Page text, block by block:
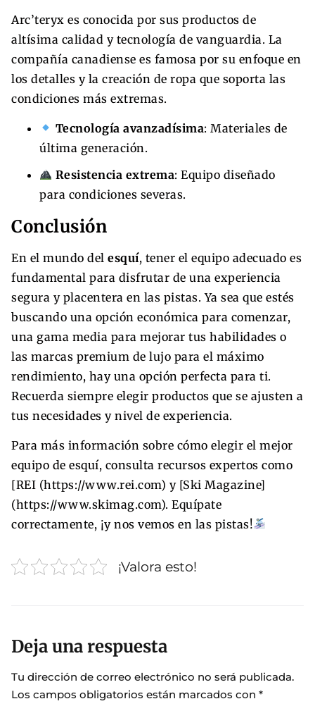
Arc’teryx es conocida por sus productos de
altísima calidad y tecnología de vanguardia. La
compañía canadiense es famosa por su enfoque en
los detalles y la creación de ropa que soporta las
condiciones más extremas.
Tecnología avanzadísima: Materiales de
última generación.
Resistencia extrema: Equipo diseñado
para condiciones severas.
Conclusión
En el mundo del esquí, tener el equipo adecuado es
fundamental para disfrutar de una experiencia
segura y placentera en las pistas. Ya sea que estés
buscando una opción económica para comenzar,
una gama media para mejorar tus habilidades o
las marcas premium de lujo para el máximo
rendimiento, hay una opción perfecta para ti.
Recuerda siempre elegir productos que se ajusten a
tus necesidades y nivel de experiencia.
Para más información sobre cómo elegir el mejor
equipo de esquí, consulta recursos expertos como
[REI (https://www.rei.com) y [Ski Magazine]
(https://www.skimag.com). Equípate
correctamente, ¡y nos vemos en las pistas!
¡Valora esto!
Deja una respuesta
Tu dirección de correo electrónico no será publicada.
Los campos obligatorios están marcados con *